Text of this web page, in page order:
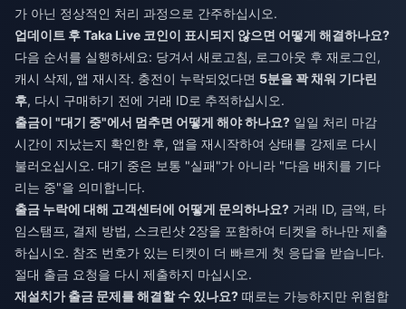
가 아닌 정상적인 처리 과정으로 간주하십시오.
업데이트 후 Taka Live 코인이 표시되지 않으면 어떻게 해결하나요?
다음 순서를 실행하세요: 당겨서 새로고침, 로그아웃 후 재로그인,
캐시 삭제, 앱 재시작. 충전이 누락되었다면 5분을 꽉 채워 기다린
후, 다시 구매하기 전에 거래 ID로 추적하십시오.
출금이 "대기 중"에서 멈추면 어떻게 해야 하나요? 일일 처리 마감
시간이 지났는지 확인한 후, 앱을 재시작하여 상태를 강제로 다시
불러오십시오. 대기 중은 보통 "실패"가 아니라 "다음 배치를 기다
리는 중"을 의미합니다.
출금 누락에 대해 고객센터에 어떻게 문의하나요? 거래 ID, 금액, 타
임스탬프, 결제 방법, 스크린샷 2장을 포함하여 티켓을 하나만 제출
하십시오. 참조 번호가 있는 티켓이 더 빠르게 첫 응답을 받습니다.
절대 출금 요청을 다시 제출하지 마십시오.
재설치가 출금 문제를 해결할 수 있나요? 때로는 가능하지만 위험합